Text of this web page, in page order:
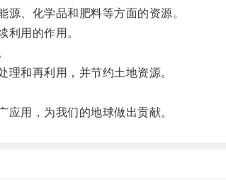
、化学品和肥料等方面的资源。
用的作用。
和再利用，并节约土地资源。
用，为我们的地球做出贡献。